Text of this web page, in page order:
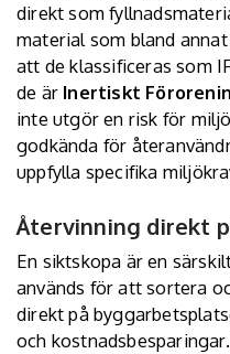
direkt som
material som bland
att de klassificeras som
de är Inertiskt
inte utgör en risk för
godkända för
uppfylla specifika
Återvinning direkt
En siktskopa är en
används för att sortera
direkt på
och